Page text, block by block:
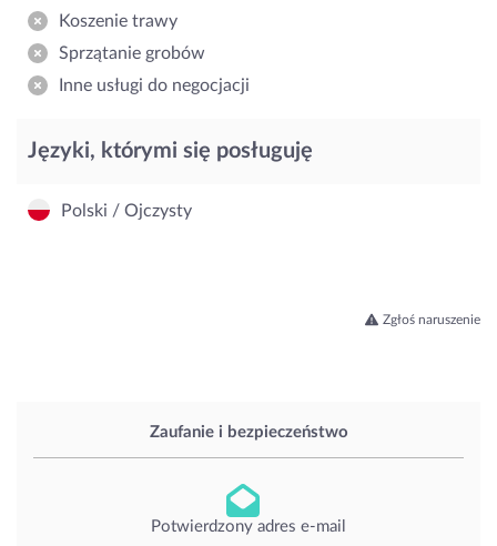
Zaufanie i bezpieczeństwo
Potwierdzony adres e-mail
Koszenie trawy
Sprzątanie grobów
Inne usługi do negocjacji
Języki, którymi się posługuję
Polski / Ojczysty
Zgłoś naruszenie